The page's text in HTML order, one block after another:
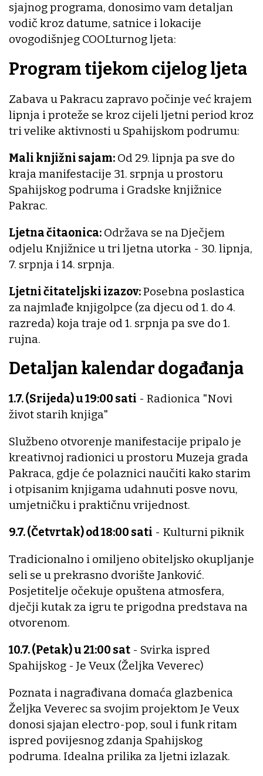
sjajnog programa, donosimo vam detaljan
vodič kroz datume, satnice i lokacije
ovogodišnjeg COOLturnog ljeta:
Program tijekom cijelog ljeta
Zabava u Pakracu zapravo počinje već krajem
lipnja i proteže se kroz cijeli ljetni period kroz
tri velike aktivnosti u Spahijskom podrumu:
Mali knjižni sajam: Od 29. lipnja pa sve do
kraja manifestacije 31. srpnja u prostoru
Spahijskog podruma i Gradske knjižnice
Pakrac.
Ljetna čitaonica: Održava se na Dječjem
odjelu Knjižnice u tri ljetna utorka - 30. lipnja,
7. srpnja i 14. srpnja.
Ljetni čitateljski izazov:Posebna poslastica
za najmlađe knjigolpce (za djecu od 1. do 4.
razreda) koja traje od 1. srpnja pa sve do 1.
rujna.
Detaljan kalendar događanja
1.7. (Srijeda) u 19:00 sati - Radionica "Novi
život starih knjiga"
Službeno otvorenje manifestacije pripalo je
kreativnoj radionici u prostoru Muzeja grada
Pakraca, gdje će polaznici naučiti kako starim
i otpisanim knjigama udahnuti posve novu,
umjetničku i praktičnu vrijednost.
9.7. (Četvrtak) od 18:00 sati - Kulturni piknik
Tradicionalno i omiljeno obiteljsko okupljanje
seli se u prekrasno dvorište Janković.
Posjetitelje očekuje opuštena atmosfera,
dječji kutak za igru te prigodna predstava na
otvorenom.
10.7. (Petak) u 21:00 sat - Svirka ispred
Spahijskog - Je Veux (Željka Veverec)
Poznata i nagrađivana domaća glazbenica
Željka Veverec sa svojim projektom Je Veux
donosi sjajan electro-pop, soul i funk ritam
ispred povijesnog zdanja Spahijskog
podruma. Idealna prilika za ljetni izlazak.